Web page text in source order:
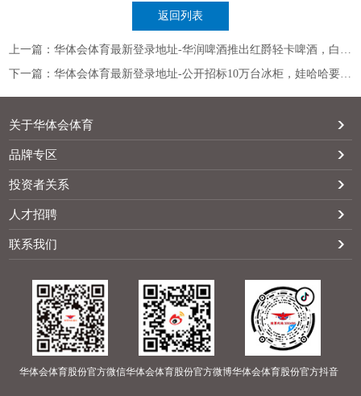
返回列表
关于华体会体育
品牌专区
投资者关系
人才招聘
联系我们
华体会体育股份官方微信华体会体育股份官方微博华体会体育股份官方抖音